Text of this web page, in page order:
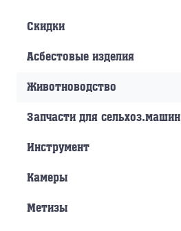
Скидки
Асбестовые изделия
Животноводство
Запчасти для сельхоз.машин
Инструмент
Камеры
Метизы